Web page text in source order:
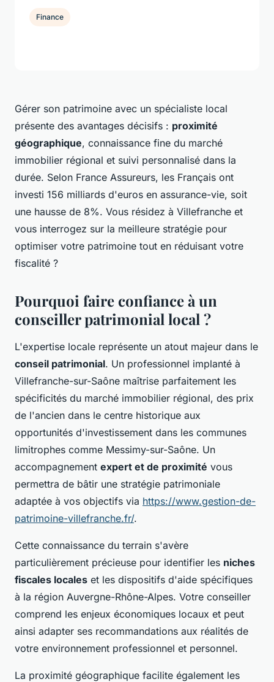
Gérer son patrimoine avec un spécialiste local
présente des avantages décisifs : proximité
géographique, connaissance fine du marché
immobilier régional et suivi personnalisé dans la
durée. Selon France Assureurs, les Français ont
investi 156 milliards d'euros en assurance-vie, soit
une hausse de 8%. Vous résidez à Villefranche et
vous interrogez sur la meilleure stratégie pour
optimiser votre patrimoine tout en réduisant votre
fiscalité ?
Pourquoi faire confiance à un
conseiller patrimonial local ?
L'expertise locale représente un atout majeur dans le
conseil patrimonial. Un professionnel implanté à
Villefranche-sur-Saône maîtrise parfaitement les
spécificités du marché immobilier régional, des prix
de l'ancien dans le centre historique aux
opportunités d'investissement dans les communes
limitrophes comme Messimy-sur-Saône. Un
accompagnement expert et de proximité vous
permettra de bâtir une stratégie patrimoniale
adaptée à vos objectifs via https://www.gestion-de-
patrimoine-villefranche.fr/.
Cette connaissance du terrain s'avère
particulièrement précieuse pour identifier les niches
fiscales locales et les dispositifs d'aide spécifiques
à la région Auvergne-Rhône-Alpes. Votre conseiller
comprend les enjeux économiques locaux et peut
ainsi adapter ses recommandations aux réalités de
votre environnement professionnel et personnel.
La proximité géographique facilite également les
Finance